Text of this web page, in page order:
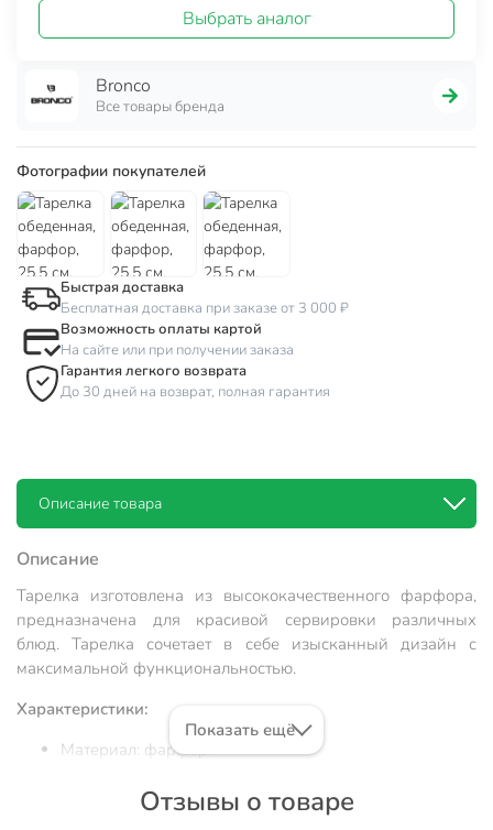
Выбрать аналог
Bronco
Все товары бренда
Фотографии покупателей
Быстрая доставка
Бесплатная доставка при заказе от 3 000 ₽
Возможность оплаты картой
На сайте или при получении заказа
Гарантия легкого возврата
До 30 дней на возврат, полная гарантия
Описание товара
Описание
Тарелка изготовлена из высококачественного фарфора,
предназначена для красивой сервировки различных
блюд. Тарелка сочетает в себе изысканный дизайн с
максимальной функциональностью.
Характеристики:
Материал: фарфор.
Диаметр: 25.5 см.
Показать ещё
Отзывы о товаре